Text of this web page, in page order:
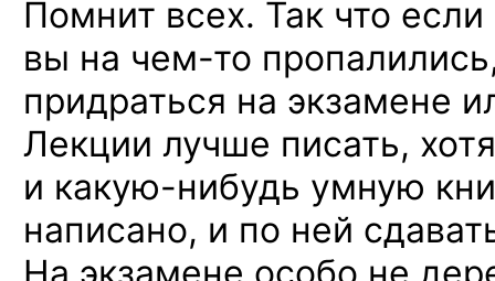
Помнит всех. Так что если
вы на чем-то
придраться на экзамене
Лекции лучше писать,
и какую-нибудь умную
написано, и по ней